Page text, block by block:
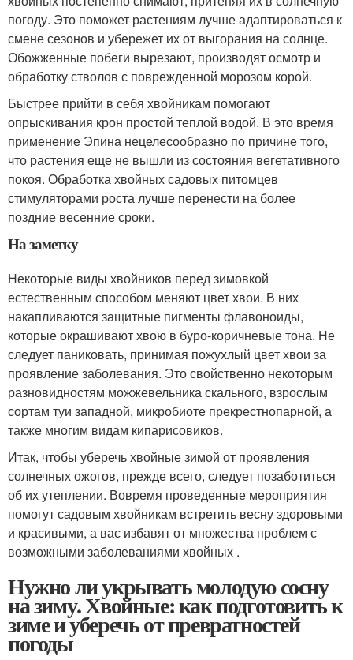
погоду. Это поможет растениям лучше адаптироваться к
смене сезонов и убережет их от выгорания на солнце.
Обожженные побеги вырезают, производят осмотр и
обработку стволов с поврежденной морозом корой.
Быстрее прийти в себя хвойникам помогают
опрыскивания крон простой теплой водой. В это время
применение Эпина нецелесообразно по причине того,
что растения еще не вышли из состояния вегетативного
покоя. Обработка хвойных садовых питомцев
стимуляторами роста лучше перенести на более
поздние весенние сроки.
На заметку
Некоторые виды хвойников перед зимовкой
естественным способом меняют цвет хвои. В них
накапливаются защитные пигменты флавоноиды,
которые окрашивают хвою в буро-коричневые тона. Не
следует паниковать, принимая пожухлый цвет хвои за
проявление заболевания. Это свойственно некоторым
разновидностям можжевельника скального, взрослым
сортам туи западной, микробиоте прекрестнопарной, а
также многим видам кипарисовиков.
Итак, чтобы уберечь хвойные зимой от проявления
солнечных ожогов, прежде всего, следует позаботиться
об их утеплении. Вовремя проведенные мероприятия
помогут садовым хвойникам встретить весну здоровыми
и красивыми, а вас избавят от множества проблем с
возможными заболеваниями хвойных .
Нужно ли укрывать молодую сосну
на зиму. Хвойные: как подготовить к
зиме и уберечь от превратностей
погоды